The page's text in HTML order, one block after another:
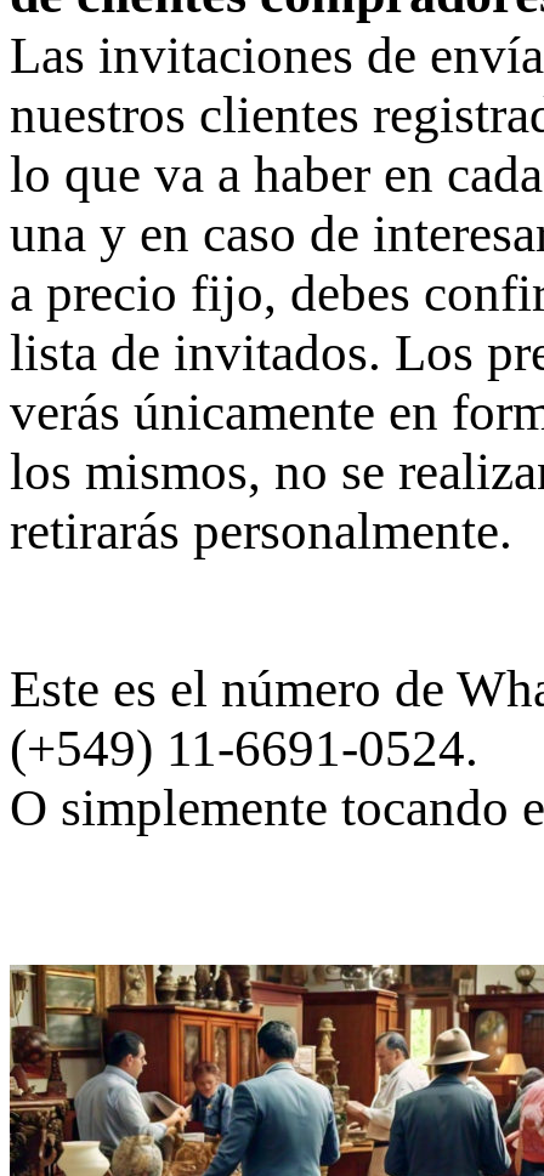
Las invitaciones de
nuestros clientes
lo que va a haber en
una y en caso de
a precio fijo, debes
lista de invitados. Los
verás únicamente en
los mismos, no se
retirarás personalmente.
Este es el número de
(+549) 11-6691-0524.
O simplemente tocando